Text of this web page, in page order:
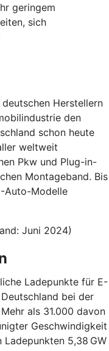
geringem
sich
Herstellern
den
schon heute
weltweit
Pkw und Plug-in-
Montageband. Bis
Auto-Modelle
Juni 2024)
Ladepunkte für E-
bei der
als 31.000 davon
Geschwindigkeit
5,38 GW